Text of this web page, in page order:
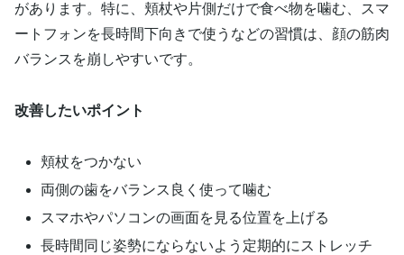
があります。特に、頬杖や片側だけで食べ物を噛む、スマ
ートフォンを長時間下向きで使うなどの習慣は、顔の筋肉
バランスを崩しやすいです。
改善したいポイント
頬杖をつかない
両側の歯をバランス良く使って噛む
スマホやパソコンの画面を見る位置を上げる
長時間同じ姿勢にならないよう定期的にストレッチ